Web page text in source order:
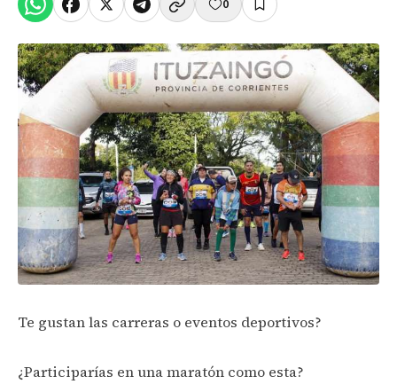
0
Te gustan las carreras o eventos deportivos?
¿Participarías en una maratón como esta?